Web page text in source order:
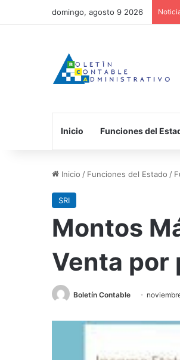
domingo, agosto 9 2026
Inicio Funciones del
Inicio / Funciones del Estado /
SRI
Montos
Venta por
Boletín Contable